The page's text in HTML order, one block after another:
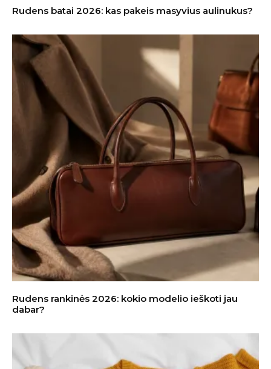
Rudens batai 2026: kas pakeis masyvius aulinukus?
Rudens rankinės 2026: kokio modelio ieškoti jau
dabar?